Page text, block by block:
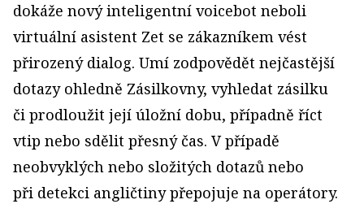
dokáže nový inteligentní voicebot neboli
virtuální asistent Zet se zákazníkem vést
přirozený dialog. Umí zodpovědět nejčastější
dotazy ohledně Zásilkovny, vyhledat zásilku
či prodloužit její úložní dobu, případně říct
vtip nebo sdělit přesný čas. V případě
neobvyklých nebo složitých dotazů nebo
při detekci angličtiny přepojuje na operátory.